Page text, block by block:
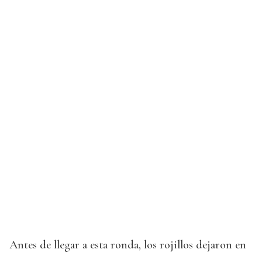
Antes de llegar a esta ronda, los rojillos dejaron en